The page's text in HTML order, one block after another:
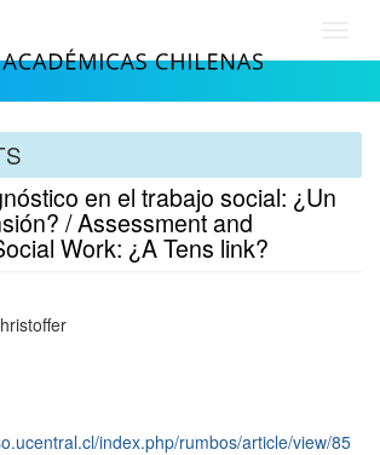
en el trabajo social: ¿Un
/ Assessment and
Work: ¿A Tens link?
index.php/rumbos/article/view/85